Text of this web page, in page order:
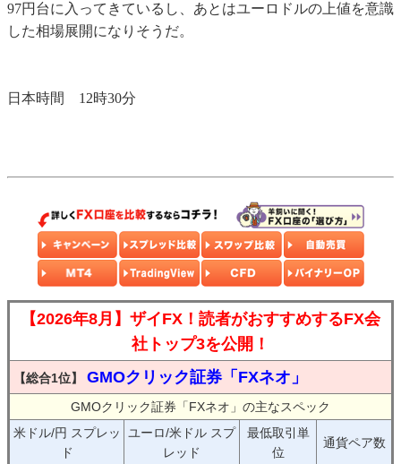
97円台に入ってきているし、あとはユーロドルの上値を意識
した相場展開になりそうだ。
日本時間 12時30分
【2026年8月】ザイFX！読者がおすすめするFX会
社トップ3を公開！
【総合1位】 GMOクリック証券「FXネオ」
GMOクリック証券「FXネオ」の主なスペック
米ドル/円 スプレッ
ド
ユーロ/米ドル スプ
レッド
最低取引単
位
通貨ペア数